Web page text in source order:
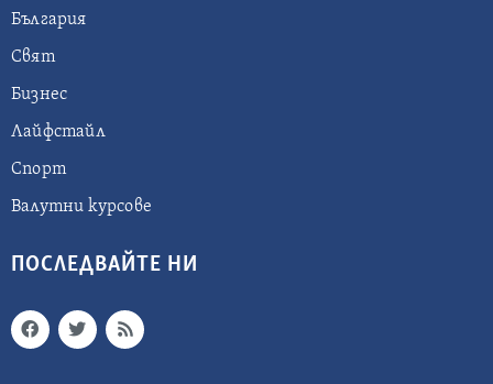
България
Свят
Бизнес
Лайфстайл
Спорт
Валутни курсове
ПОСЛЕДВАЙТЕ НИ